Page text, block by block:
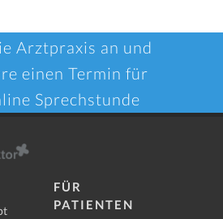
Arztpraxis an und
einen Termin für
Sprechstunde
FÜR
PATIENTEN